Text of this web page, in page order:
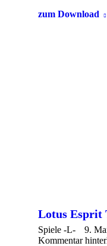
zum Download
Lotus Esprit
Spiele -L-
9.
Kommentar